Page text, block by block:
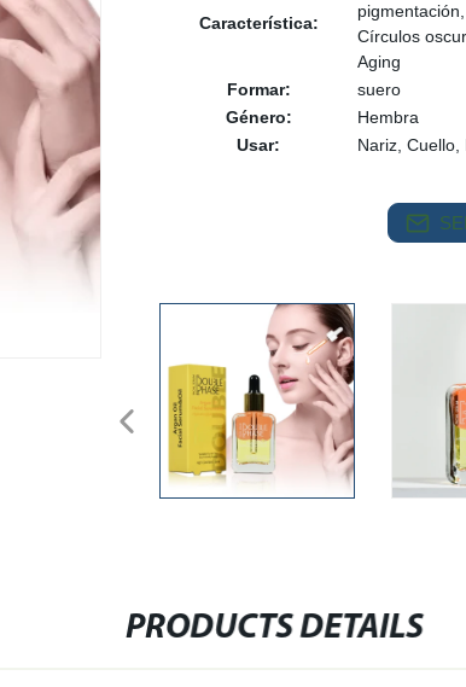
Característica:
Círculos
Aging
Formar:
suero
Género:
Hembra
Usar:
Nariz,
PRODUCTS DETAILS